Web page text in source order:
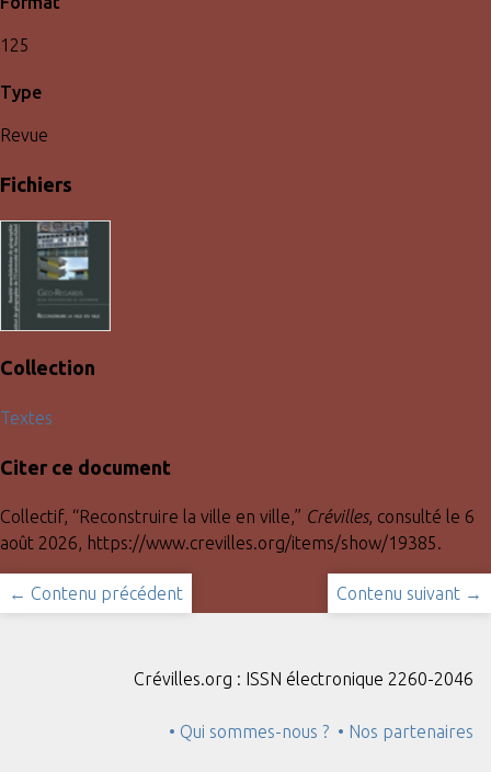
125
Type
Revue
Fichiers
Collection
Textes
Citer ce document
Collectif, “Reconstruire la ville en ville,” Crévilles, consulté le 6
août 2026, https://www.crevilles.org/items/show/19385.
← Contenu précédent Contenu suivant →
Crévilles.org : ISSN électronique 2260-2046
• Qui sommes-nous ? • Nos partenaires